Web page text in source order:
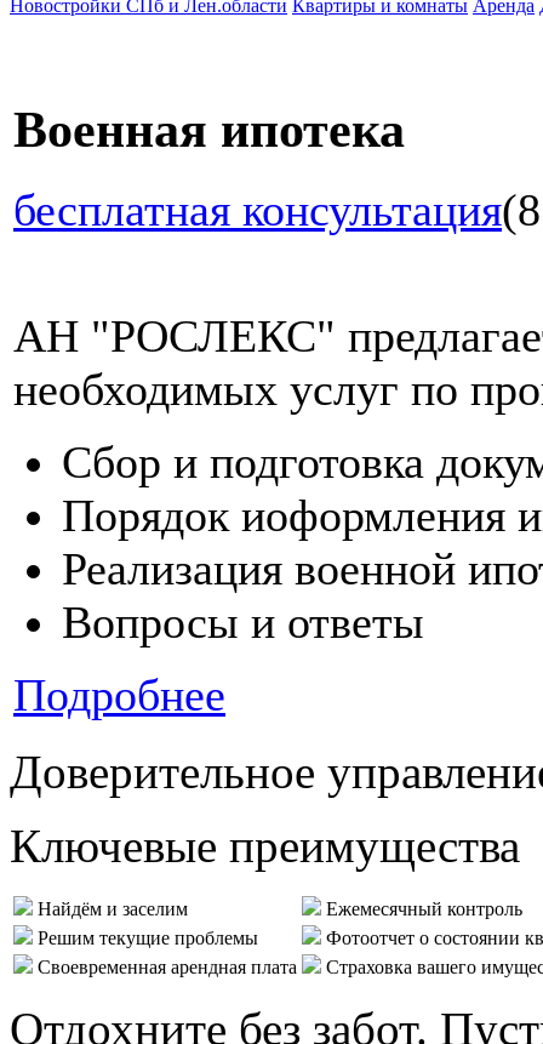
Новостройки СПб и Лен.области Квартиры и комнаты Аренда
Военная ипотека
бесплатная консультация
АН "РОСЛЕКС"
необходимых услуг по
Сбор и подготовка
Порядок иоформления
Реализация военной
Вопросы и ответы
Подробнее
Доверительное
Ключевые преимущества
Найдём и заселим
Ежемесячный контроль
Решим текущие проблемы
Фотоотчет о состоянии
Своевременная арендная плата
Страховка вашего
Отдохните без забот.